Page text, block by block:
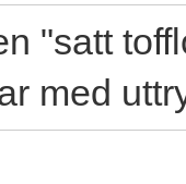
"satt
med